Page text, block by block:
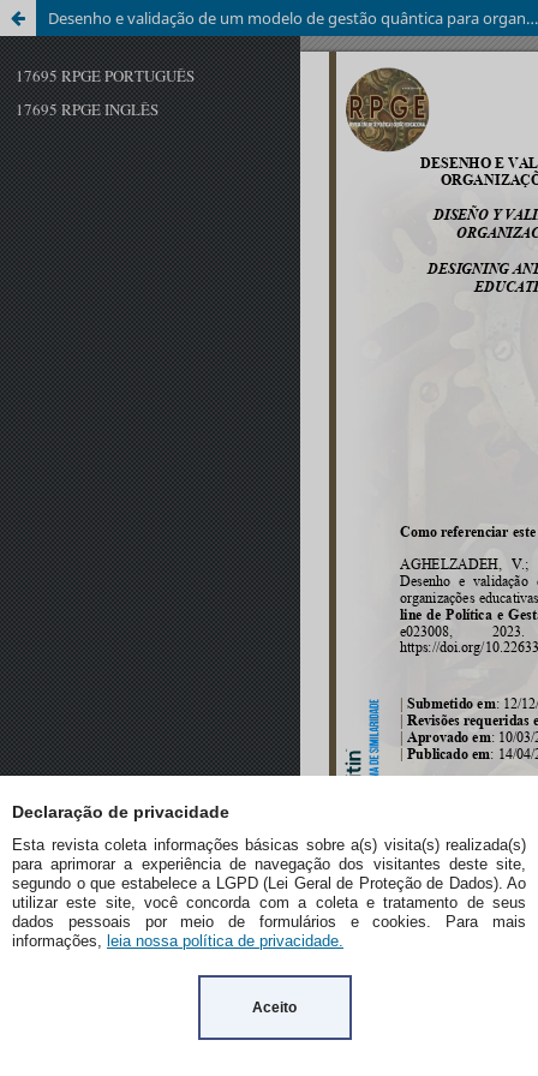
Declaração de privacidade
Esta revista coleta informações básicas sobre a(s) visita(s) realizada(s)
para aprimorar a experiência de navegação dos visitantes deste site,
segundo o que estabelece a LGPD (Lei Geral de Proteção de Dados). Ao
utilizar este site, você concorda com a coleta e tratamento de seus
dados pessoais por meio de formulários e cookies. Para mais
informações, leia nossa política de privacidade.
Aceito
Desenho e validação de um modelo de gestão quântica para organizações educativas que utilizam métodos mistos